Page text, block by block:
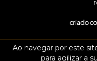
Ao navegar por este
para agilizar a